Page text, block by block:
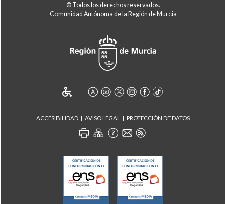
© Todos los derechos reservados.
Comunidad Autónoma de la Región de Murcia
ACCESIBILIDAD AVISO LEGAL PROTECCIÓN DE DATOS